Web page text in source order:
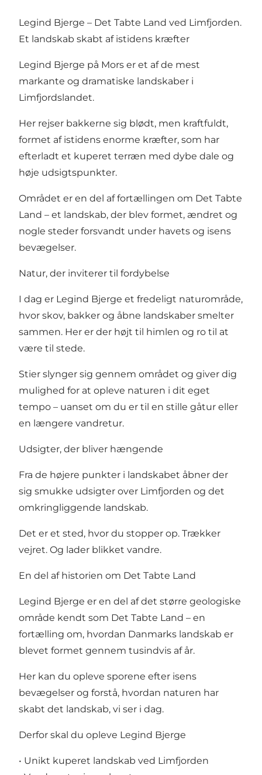
Legind Bjerge – Det Tabte Land ved Limfjorden.
Et landskab skabt af istidens kræfter
Legind Bjerge på Mors er et af de mest
markante og dramatiske landskaber i
Limfjordslandet.
Her rejser bakkerne sig blødt, men kraftfuldt,
formet af istidens enorme kræfter, som har
efterladt et kuperet terræn med dybe dale og
høje udsigtspunkter.
Området er en del af fortællingen om Det Tabte
Land – et landskab, der blev formet, ændret og
nogle steder forsvandt under havets og isens
bevægelser.
Natur, der inviterer til fordybelse
I dag er Legind Bjerge et fredeligt naturområde,
hvor skov, bakker og åbne landskaber smelter
sammen. Her er der højt til himlen og ro til at
være til stede.
Stier slynger sig gennem området og giver dig
mulighed for at opleve naturen i dit eget
tempo – uanset om du er til en stille gåtur eller
en længere vandretur.
Udsigter, der bliver hængende
Fra de højere punkter i landskabet åbner der
sig smukke udsigter over Limfjorden og det
omkringliggende landskab.
Det er et sted, hvor du stopper op. Trækker
vejret. Og lader blikket vandre.
En del af historien om Det Tabte Land
Legind Bjerge er en del af det større geologiske
område kendt som Det Tabte Land – en
fortælling om, hvordan Danmarks landskab er
blevet formet gennem tusindvis af år.
Her kan du opleve sporene efter isens
bevægelser og forstå, hvordan naturen har
skabt det landskab, vi ser i dag.
Derfor skal du opleve Legind Bjerge
• Unikt kuperet landskab ved Limfjorden